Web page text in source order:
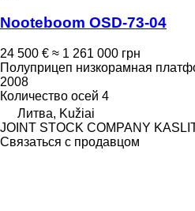
Nooteboom OSD-73-04
24 500 € ≈ 1 261 000 грн
Полуприцеп низкорамная
2008
Количество осей 4
Литва, Kužiai
JOINT STOCK COMPANY
Связаться с продавцом